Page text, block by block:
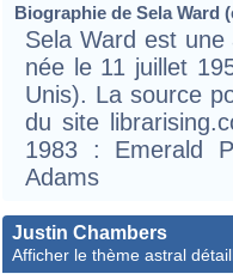
Biographie de Sela Ward
Sela Ward est
née le 11 juillet
Unis). La source
du site
1983 : Emerald
Adams
Justin Chambers
Afficher le thème astral